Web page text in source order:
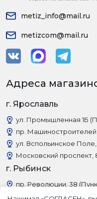
metiz_info@mail.ru
metizcom@mail.ru
Адреса
г. Ярославль
ул. Промышленная 1Б
пр.
ул. Вспольинское Поле,
Московский проспект,
г. Рыбинск
пр. Революции, 38